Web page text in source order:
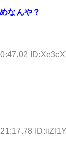
なんや？